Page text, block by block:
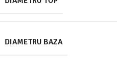
DIAMETRU BAZA